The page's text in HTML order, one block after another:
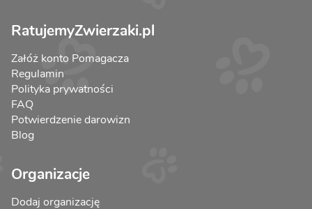
RatujemyZwierzaki.pl
Załóż konto Pomagacza
Regulamin
Polityka prywatności
FAQ
Potwierdzenie darowizn
Blog
Organizacje
Dodaj organizację